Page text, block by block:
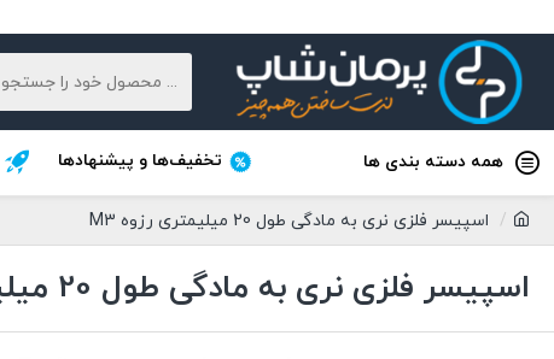
همه دسته بندی ها تخفیف‌ها و پیشنهادها
اسپیسر فلزی نری به مادگی طول 20 میلیمتری رزوه M3
اسپیسر فلزی نری به مادگی طول 20 میلیمتری رزوه M3